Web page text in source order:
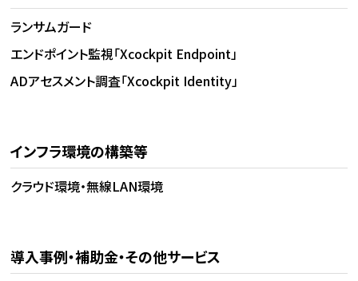
ランサムガード
エンドポイント監視「Xcockpit Endpoint」
ADアセスメント調査「Xcockpit Identity」
インフラ環境の構築等
クラウド環境・無線LAN環境
導入事例・補助金・その他サービス